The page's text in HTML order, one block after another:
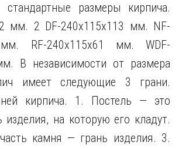
размеры кирпича.
мм. 2 DF-240x115x113 мм. NF-
RF-240x115x61 мм. WDF-
В независимости от размера
имеет следующие 3 грани.
кирпича. 1. Постель — это
изделия, на которую его кладут.
камня — грань изделия. 3.